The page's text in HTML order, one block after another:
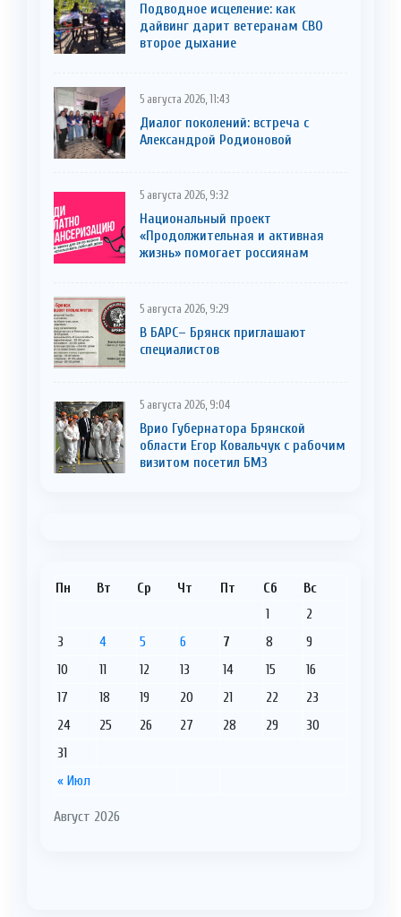
Подводное исцеление: как
дайвинг дарит ветеранам СВО
второе дыхание
5 августа 2026, 11:43
Диалог поколений: встреча с
Александрой Родионовой
5 августа 2026, 9:32
Национальный проект
«Продолжительная и активная
жизнь» помогает россиянам
5 августа 2026, 9:29
В БАРС– Брянcк приглaшают
cпециaлистoв
5 августа 2026, 9:04
Врио Губернатора Брянской
области Егор Ковальчук с рабочим
визитом посетил БМЗ
Август 2026
Пн Вт Ср Чт Пт Сб Вс
« Июл
1
2
3
4 5 6 7 8
9
10
11 12 13 14 15
16
17
18 19 20 21 22
23
24
25 26 27 28 29
30
31